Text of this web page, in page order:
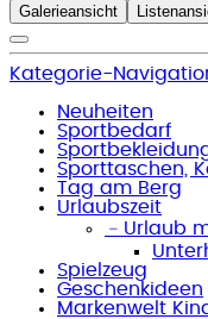
Galerieansicht
Kategorie-
Neuheiten
Sportbedarf
Sporttaschen,
Tag am Berg
Urlaubszeit
﹣ Urlaub
Spielzeug
Geschenkideen
Markenwelt